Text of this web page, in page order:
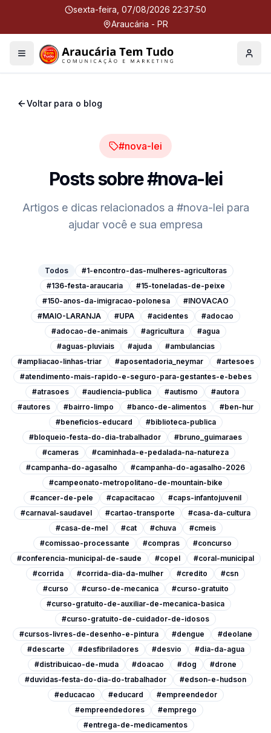
sexta-feira, 07/08/2026 22:37:51
Araucária - PR
Menu Perfil
Voltar para o blog
#nova-lei
Posts sobre#nova-lei
Artigos e dicas relacionados a #nova-lei para
ajudar você e sua empresa
Todos
#1-encontro-das-mulheres-agricultoras
#136-festa-araucaria
#15-toneladas-de-peixe
#150-anos-da-imigracao-polonesa
#INOVACAO
#MAIO-LARANJA
#UPA #acidentes
#adocao
#adocao-de-animais
#agricultura
#agua
#aguas-pluviais
#ajuda
#ambulancias
#ampliacao-linhas-triar
#aposentadoria_neymar
#artesoes
#atendimento-mais-rapido-e-seguro-para-gestantes-e-bebes
#atrasoes
#audiencia-publica #autismo
#autora
#autores
#bairro-limpo #banco-de-alimentos
#ben-hur
#beneficios-educard
#biblioteca-publica
#bloqueio-festa-do-dia-trabalhador
#bruno_guimaraes
#cameras
#caminhada-e-pedalada-na-natureza
#campanha-do-agasalho
#campanha-do-agasalho-2026
#campeonato-metropolitano-de-mountain-bike
#cancer-de-pele
#capacitacao
#caps-infantojuvenil
#carnaval-saudavel
#cartao-transporte
#casa-da-cultura
#casa-de-mel
#cat #chuva
#cmeis
#comissao-processante
#compras
#concurso
#conferencia-municipal-de-saude
#copel
#coral-municipal
#corrida
#corrida-dia-da-mulher #credito
#csn
#curso
#curso-de-mecanica
#curso-gratuito
#curso-gratuito-de-auxiliar-de-mecanica-basica
#curso-gratuito-de-cuidador-de-idosos
#cursos-livres-de-desenho-e-pintura
#dengue
#deolane
#descarte
#desfibriladores #desvio
#dia-da-agua
#distribuicao-de-muda
#doacao #dog
#drone
#duvidas-festa-do-dia-do-trabalhador
#edson-e-hudson
#educacao
#educard
#empreendedor
#empreendedores
#emprego
#entrega-de-medicamentos